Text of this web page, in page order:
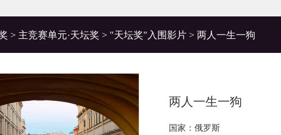
> 主竞赛单元·天坛奖 > "天坛奖"入围影片 > 两人一生一狗
两人一生一狗
国家：俄罗斯